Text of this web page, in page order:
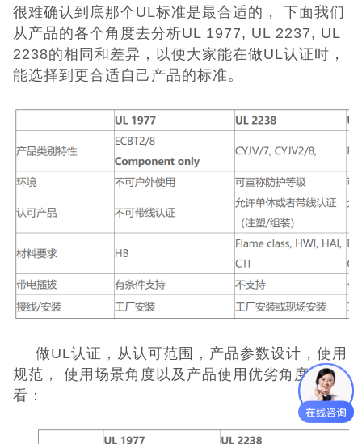
ECE认证
澳洲SAA认证
ISO体系认证
美国认证
CCC认证
其它认证
收起菜单
很难确认到底那个UL标准是最合适的， 下面我们
从产品的各个角度去分析UL 1977, UL 2237, UL
2238的相同和差异，以便大家能在做UL认证时，
能选择到更合适自己产品的标准。
做UL认证，从认可范围，产品参数设计，使用
规范， 使用场景角度以及产品使用优劣角度去
看：